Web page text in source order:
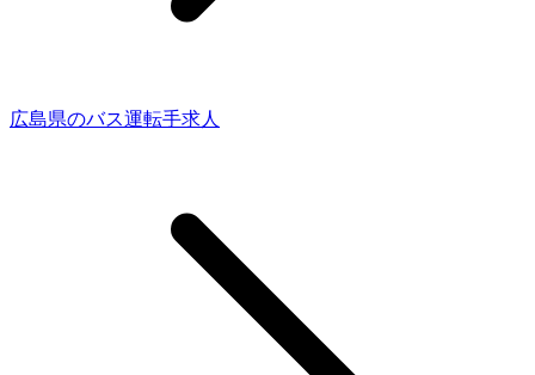
広島県のバス運転手求人